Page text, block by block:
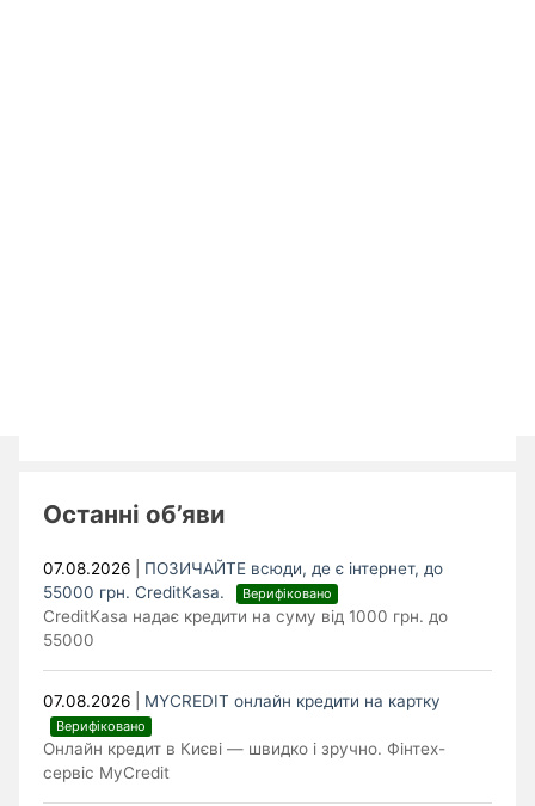
Останні об’яви
07.08.2026
ПОЗИЧАЙТЕ всюди, де є інтернет, до
55000 грн. CreditKasa.
Верифіковано
CreditKasa надає кредити на суму від 1000 грн. до
55000
07.08.2026 MYCREDIT онлайн кредити на картку
Верифіковано
Онлайн кредит в Києві — швидко і зручно. Фінтех-
сервіс MyCredit